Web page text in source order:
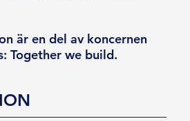
är en del av koncernen
Together we build.